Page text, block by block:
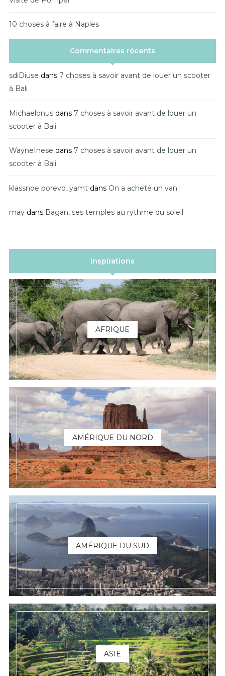
10 choses à faire à Naples
Commentaires récents
sdiDiuse dans 7 choses à savoir avant de louer un scooter
à Bali
Michaelonus dans 7 choses à savoir avant de louer un
scooter à Bali
WayneInese dans 7 choses à savoir avant de louer un
scooter à Bali
klassnoe porevo_yamt dans On a acheté un van !
may dans Bagan, ses temples au rythme du soleil
Inspirations
AFRIQUE
AMÉRIQUE DU NORD
AMÉRIQUE DU SUD
ASIE